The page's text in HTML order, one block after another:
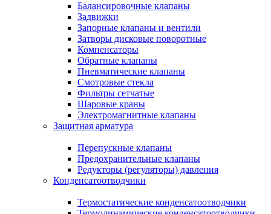
Балансировочные клапаны
Задвижки
Запорные клапаны и вентили
Затворы дисковые поворотные
Компенсаторы
Обратные клапаны
Пневматические клапаны
Смотровые стекла
Фильтры сетчатые
Шаровые краны
Электромагнитные клапаны
Защитная арматура
Перепускные клапаны
Предохранительные клапаны
Редукторы (регуляторы) давления
Конденсатоотводчики
Термостатические конденсатоотводчики